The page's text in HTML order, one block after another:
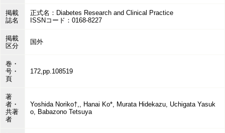
掲載
誌名
正式名：Diabetes Research and Clinical Practice
ISSNコード：0168-8227
掲載
区分
国外
巻・
号・
頁
172,pp.108519
著
者・
共著
者
Yoshida Noriko†,, Hanai Ko*, Murata Hidekazu, Uchigata Yasuk
o, Babazono Tetsuya